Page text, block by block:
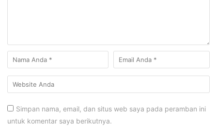
Simpan nama, email, dan situs web saya pada peramban ini
untuk komentar saya berikutnya.